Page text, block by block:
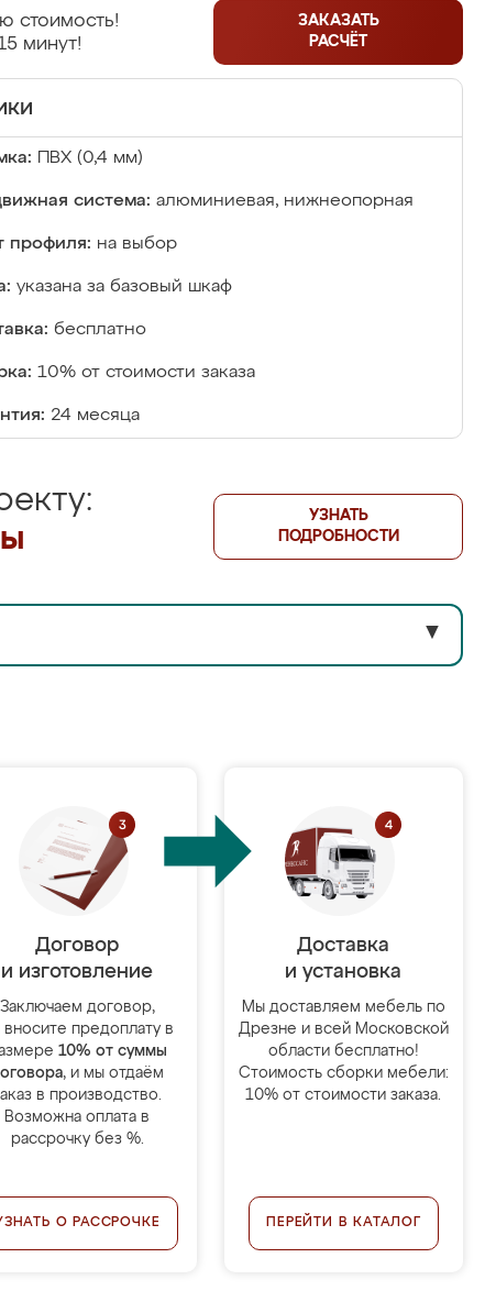
стоимость!
минут!
ЗАКАЗАТЬ
РАСЧЁТ
ПВХ (0,4 мм)
система: алюминиевая, нижнеопорная
профиля: на выбор
указана за базовый шкаф
бесплатно
10% от стоимости заказа
24 месяца
УЗНАТЬ
ПОДРОБНОСТИ
▼
Договор
и изготовление
Заключаем договор,
вносите предоплату в
10% от суммы
, и мы отдаём
в производство.
Возможна оплата в
рассрочку без %.
О РАССРОЧКЕ
Доставка
и установка
Мы доставляем мебель по
Дрезне и всей Московской
области бесплатно!
Стоимость сборки мебели:
10% от стоимости заказа.
ПЕРЕЙТИ В КАТАЛОГ